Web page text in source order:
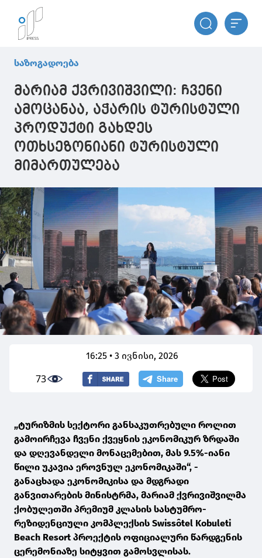
საზოგადოება
მარიამ ქვრივიშვილი: ჩვენი
ამოცანაა, აჭარის ტურისტული
პროდუქტი გახდეს
ოთხსეზონიანი ტურისტული
მიმართულება
16:25 • 3 ივნისი, 2026
73
„ტურიზმის სექტორი განსაკუთრებული როლით
გამოირჩევა ჩვენი ქვეყნის ეკონომიკურ ზრდაში
და დღევანდელი მონაცემებით, მას 9.5%-იანი
წილი უკავია ეროვნულ ეკონომიკაში“, -
განაცხადა ეკონომიკისა და მდგრადი
განვითარების მინისტრმა, მარიამ ქვრივიშვილმა
ქობულეთში პრემიუმ კლასის სასტუმრო-
რეზიდენციული კომპლექსის Swissôtel Kobuleti
Beach Resort პროექტის ოფიციალური წარდგენის
ცერემონიაზე სიტყვით გამოსვლისას.